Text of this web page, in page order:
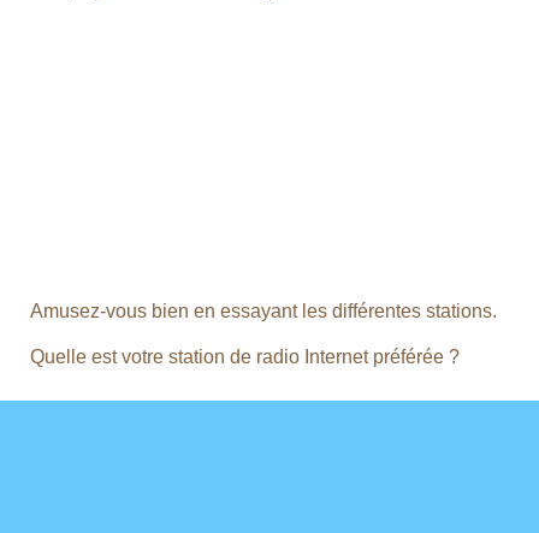
Amusez-vous bien en essayant les différentes stations.
Quelle est votre station de radio Internet préférée ?